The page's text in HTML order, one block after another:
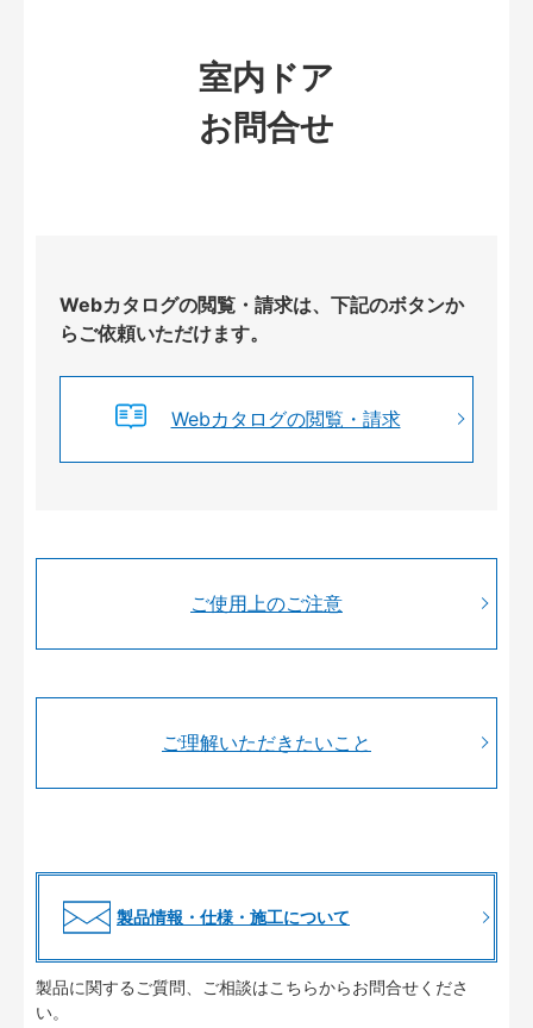
室内ドア
お問合せ
Webカタログの閲覧・請求は、下記のボタンか
らご依頼いただけます。
Webカタログの閲覧・請求
ご使用上のご注意
ご理解いただきたいこと
製品情報・仕様・施工について
製品に関するご質問、ご相談はこちらからお問合せくださ
い。